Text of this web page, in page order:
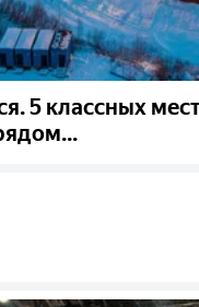
5 классных